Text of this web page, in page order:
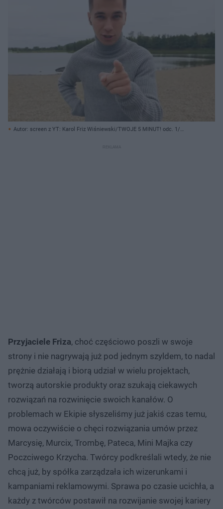
Autor: screen z YT: Karol Friz Wiśniewski/TWOJE 5 MINUT! odc. 1/
Przyjaciele Friza, choć częściowo poszli w swoje
strony i nie nagrywają już pod jednym szyldem, to nadal
prężnie działają i biorą udział w wielu projektach,
tworzą autorskie produkty oraz szukają ciekawych
rozwiązań na rozwinięcie swoich kanałów. O
problemach w Ekipie słyszeliśmy już jakiś czas temu,
mowa oczywiście o chęci rozwiązania umów przez
Marcysię, Murcix, Trombę, Pateca, Mini Majka czy
Poczciwego Krzycha. Twórcy podkreślali wtedy, że nie
chcą już, by spółka zarządzała ich wizerunkami i
kampaniami reklamowymi. Sprawa po czasie ucichła, a
każdy z twórców postawił na rozwijanie swojej kariery